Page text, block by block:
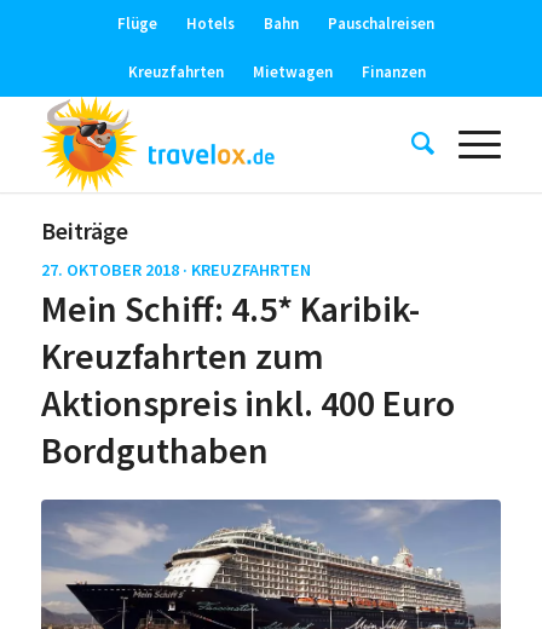
Flüge Hotels Bahn Pauschalreisen
Kreuzfahrten Mietwagen Finanzen
Beiträge
27. OKTOBER 2018 · KREUZFAHRTEN
Mein Schiff: 4.5* Karibik-
Kreuzfahrten zum
Aktionspreis inkl. 400 Euro
Bordguthaben